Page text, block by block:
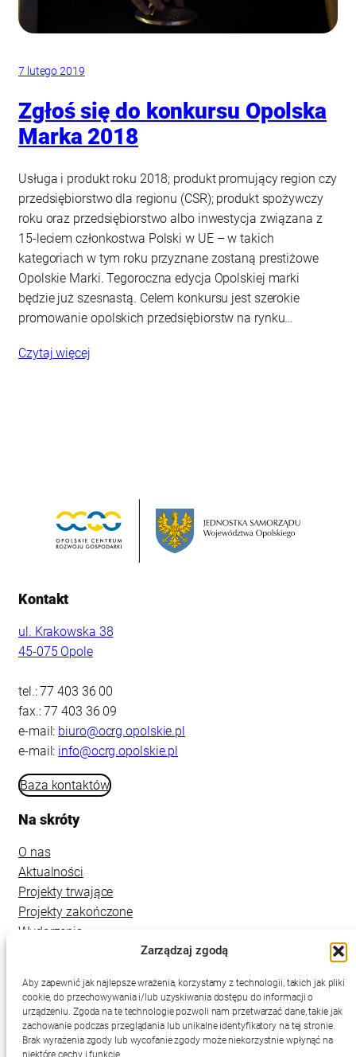
Zarządzaj zgodą
Aby zapewnić jak najlepsze wrażenia, korzystamy z technologii, takich jak pliki
cookie, do przechowywania i/lub uzyskiwania dostępu do informacji o
urządzeniu. Zgoda na te technologie pozwoli nam przetwarzać dane, takie jak
zachowanie podczas przeglądania lub unikalne identyfikatory na tej stronie.
Brak wyrażenia zgody lub wycofanie zgody może niekorzystnie wpłynąć na
niektóre cechy i funkcje.
7 lutego 2019
Zgłoś się do konkursu Opolska
Marka 2018
Usługa i produkt roku 2018; produkt promujący region czy
przedsiębiorstwo dla regionu (CSR); produkt spożywczy
roku oraz przedsiębiorstwo albo inwestycja związana z
15-leciem członkostwa Polski w UE – w takich
kategoriach w tym roku przyznane zostaną prestiżowe
Opolskie Marki. Tegoroczna edycja Opolskiej marki
będzie już szesnastą. Celem konkursu jest szerokie
promowanie opolskich przedsiębiorstw na rynku…
Czytaj więcej
Kontakt
ul. Krakowska 38
45-075 Opole
tel.: 77 403 36 00
fax.: 77 403 36 09
e-mail: biuro@ocrg.opolskie.pl
e-mail: info@ocrg.opolskie.pl
Baza kontaktów
Na skróty
O nas
Aktualności
Projekty trwające
Projekty zakończone
Wydarzenia